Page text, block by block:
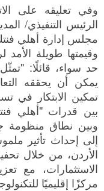
وفي تعليقه على
الرئيس التنفيذي/
مجلس إدارة أهلي
وقيمتها طويلة الأمد
حد سواء، قائلًا:
يمكن أن يحققه
تمكين الابتكار في
بين قدرات "أهلي
وبين نطاق منظومة
إلى إحداث تأثير
الأردن، من خلال
الاستثمارات، مع
مركزًا إقليميًا